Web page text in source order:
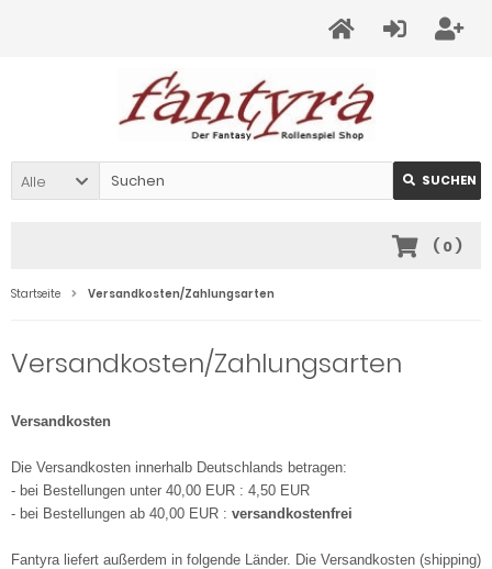
Alle SUCHEN
( 0)
Startseite Versandkosten/Zahlungsarten
Versandkosten/Zahlungsarten
Versandkosten
Die Versandkosten innerhalb Deutschlands betragen:
- bei Bestellungen unter 40,00 EUR : 4,50 EUR
- bei Bestellungen ab 40,00 EUR : versandkostenfrei
Fantyra liefert außerdem in folgende Länder. Die Versandkosten (shipping)